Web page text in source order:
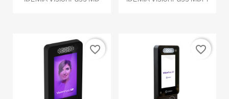
favorite_border favorite_border